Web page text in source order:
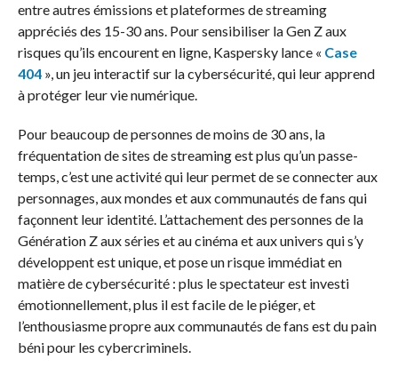
entre autres émissions et plateformes de streaming
appréciés des 15-30 ans. Pour sensibiliser la Gen Z aux
risques qu’ils encourent en ligne, Kaspersky lance « Case
404», un jeu interactif sur la cybersécurité, qui leur apprend
à protéger leur vie numérique.
Pour beaucoup de personnes de moins de 30 ans, la
fréquentation de sites de streaming est plus qu’un passe-
temps, c’est une activité qui leur permet de se connecter aux
personnages, aux mondes et aux communautés de fans qui
façonnent leur identité. L’attachement des personnes de la
Génération Z aux séries et au cinéma et aux univers qui s’y
développent est unique, et pose un risque immédiat en
matière de cybersécurité : plus le spectateur est investi
émotionnellement, plus il est facile de le piéger, et
l’enthousiasme propre aux communautés de fans est du pain
béni pour les cybercriminels.